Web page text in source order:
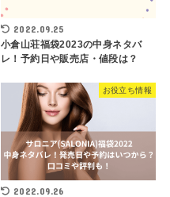
2022.09.25
小倉山荘福袋2023の中身ネタバ
レ！予約日や販売店・値段は？
お役立ち情報
2022.09.26